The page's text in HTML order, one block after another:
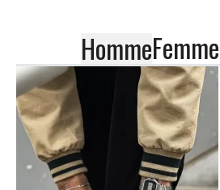
HommeFemme